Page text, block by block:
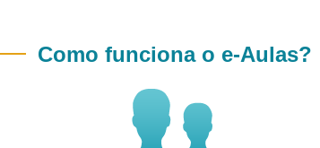
Como funciona o e-Aulas?